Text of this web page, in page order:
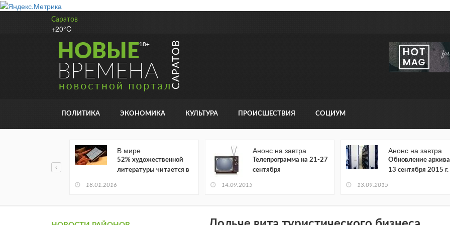
Саратов
+20°C
ПОЛИТИКА ЭКОНОМИКА КУЛЬТУРА ПРОИСШЕСТВИЯ СОЦИУМ
В мире
52% художественной
литературы читается в
18.01.2016
Анонс на завтра
Телепрограмма на 21-27
сентября
14.09.2015
Анонс на завтра
Обновление архива
13 сентября 2015 г.
13.09.2015